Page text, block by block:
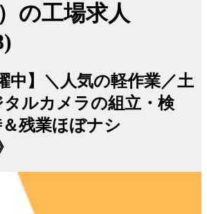
の工場求人
中】＼人気の軽作業／土
ルカメラの組立・検
残業ほぼナシ